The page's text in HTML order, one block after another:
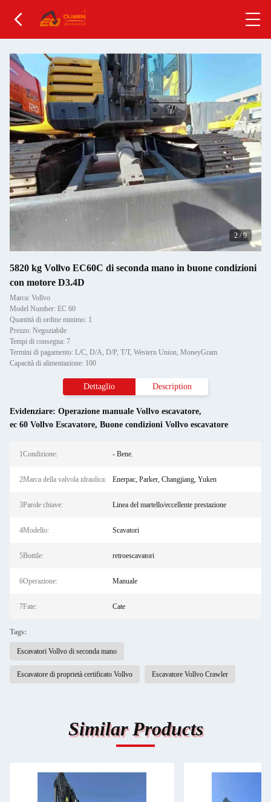
2 /9
5820 kg Vollvo EC60C di seconda mano in buone condizioni
con motore D3.4D
Marca: Vollvo
Model Number: EC 60
Quantità di ordine minimo: 1
Prezzo: Negoziabile
Tempi di consegna: 7
Termini di pagamento: L/C, D/A, D/P, T/T, Western Union, MoneyGram
Capacità di alimentazione: 100
Dettaglio Description
Evidenziare: Operazione manuale Vollvo escavatore,
ec 60 Vollvo Escavatore, Buone condizioni Vollvo escavatore
1Condizione: - Bene.
2Marca della valvola idraulica: Enerpac, Parker, Changjiang, Yuken
3Parole chiave: Linea del martello/eccellente prestazione
4Modello: Scavatori
5Bottile: retroescavatori
6Operazione: Manuale
7Fate: Cate
Tags:
Escavatori Vollvo di seconda mano
Escavatore di proprietà certificato Vollvo Escavatore Vollvo Crawler
Similar Products